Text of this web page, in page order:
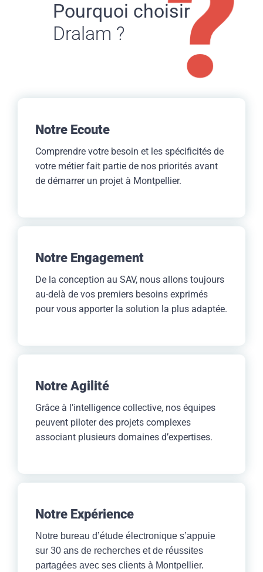
Pourquoi choisir
Dralam ?
Notre Ecoute
Comprendre votre besoin et les spécificités de
votre métier fait partie de nos priorités avant
de démarrer un projet à Montpellier.
Notre Engagement
De la conception au SAV, nous allons toujours
au-delà de vos premiers besoins exprimés
pour vous apporter la solution la plus adaptée.
Notre Agilité
Grâce à l’intelligence collective, nos équipes
peuvent piloter des projets complexes
associant plusieurs domaines d’expertises.
Notre Expérience
Notre bureau d’étude électronique s’appuie
sur 30 ans de recherches et de réussites
partagées avec ses clients à Montpellier.